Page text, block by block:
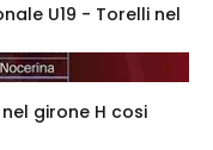
U19 - Torelli nel
girone H cosi